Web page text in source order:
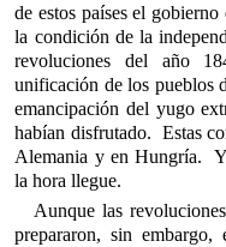
de estos países el
la condición de la
revoluciones del año
unificación de los pueblos
emancipación del yugo
habían disfrutado. Estas
Alemania y en Hungría. Y
la hora llegue.
Aunque las
prepararon, sin